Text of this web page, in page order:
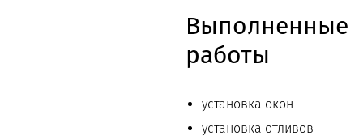
Выполненные
работы
установка окон
установка отливов